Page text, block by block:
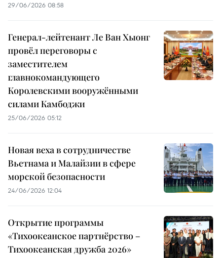
29/06/2026 08:58
Генерал-лейтенант Ле Ван Хыонг
провёл переговоры с
заместителем
главнокомандующего
Королевскими вооружёнными
силами Камбоджи
25/06/2026 05:12
Новая веха в сотрудничестве
Вьетнама и Малайзии в сфере
морской безопасности
24/06/2026 12:04
Открытие программы
«Тихоокеанское партнёрство –
Тихоокеанская дружба 2026»